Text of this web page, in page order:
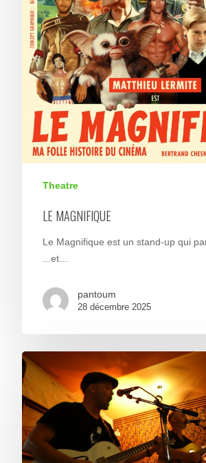
Theatre
LE MAGNIFIQUE
Le Magnifique est un stand-up qui
...et…
pantoum
28 décembre 2025